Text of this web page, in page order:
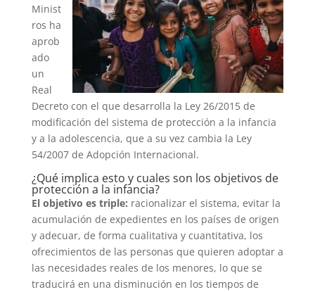
Minist
ros ha
aprob
ado
un
Real
Decreto con el que desarrolla la Ley 26/2015 de
modificación del sistema de protección a la infancia
y a la adolescencia, que a su vez cambia la Ley
54/2007 de Adopción Internacional.
¿Qué implica esto y cuales son los objetivos de
protección a la infancia?
El objetivo es triple: racionalizar el sistema, evitar la
acumulación de expedientes en los países de origen
y adecuar, de forma cualitativa y cuantitativa, los
ofrecimientos de las personas que quieren adoptar a
las necesidades reales de los menores, lo que se
traducirá en una disminución en los tiempos de